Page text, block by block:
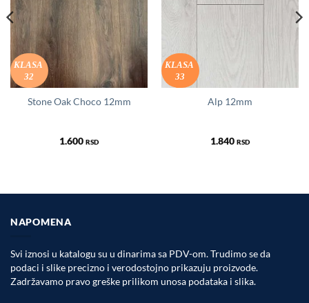
KLASA
32
Stone Oak Choco 12mm
1.600 RSD
KLASA
33
Alp 12mm
1.840 RSD
NAPOMENA
Svi iznosi u katalogu su u dinarima sa PDV-om. Trudimo se da
podaci i slike precizno i verodostojno prikazuju proizvode.
Zadržavamo pravo greške prilikom unosa podataka i slika.